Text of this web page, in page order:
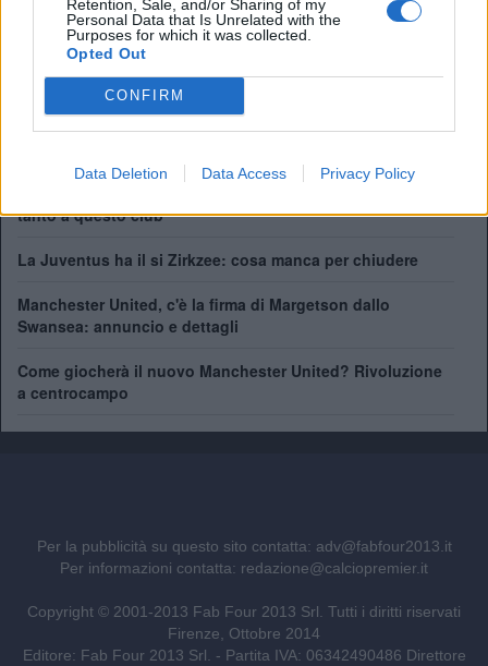
Retention, Sale, and/or Sharing of my
Personal Data that Is Unrelated with the
Purposes for which it was collected.
Opted Out
CONFIRM
Data Deletion Data Access Privacy Policy
Supercoppa Europea:1
Coppa del Mondo per Club:
Manchester United, addio Bayindir: il portiere turco vola in
tanto a questo club"
La Juventus ha il si Zirkzee: cosa manca per chiudere
Manchester United, c'è la firma di Margetson dallo
Swansea: annuncio e dettagli
Come giocherà il nuovo Manchester United? Rivoluzione
a centrocampo
Per la pubblicità su questo sito contatta: adv@fabfour2013.it
Per informazioni contatta: redazione@calciopremier.it
Copyright © 2001-2013 Fab Four 2013 Srl. Tutti i diritti riservati
Firenze, Ottobre 2014
Editore: Fab Four 2013 Srl. - Partita IVA: 06342490486 Direttore